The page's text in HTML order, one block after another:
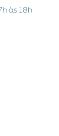
às 18h